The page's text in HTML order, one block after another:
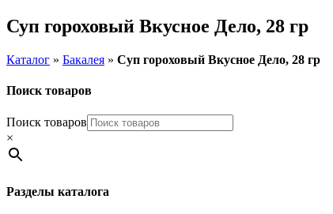
Суп гороховый Вкусное Дело, 28 гр
Каталог » Бакалея » Суп гороховый Вкусное Дело, 28 гр
Поиск товаров
Поиск товаров
×
Разделы каталога